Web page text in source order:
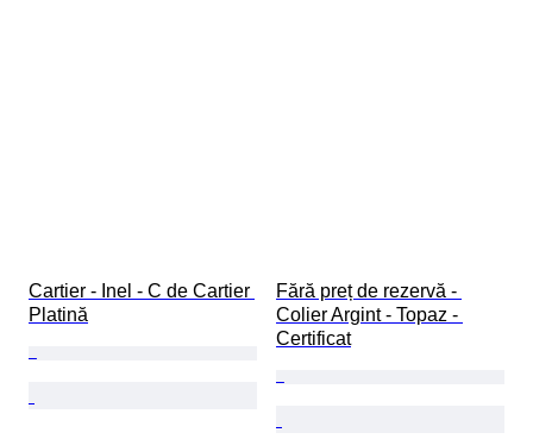
Cartier - Inel - C de Cartier
Platină
Fără preț de rezervă -
Colier Argint - Topaz -
Certificat